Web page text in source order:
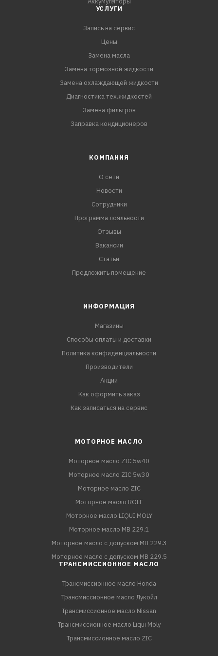
УСЛУГИ
Запись на сервис
Цены
Замена масла
Замена тормозной жидкости
Замена охлаждающей жидкости
Диагностика тех.жидкостей
Замена фильтров
Заправка кондиционеров
КОМПАНИЯ
О сети
Новости
Сотрудники
Программа лояльности
Отзывы
Вакансии
Статьи
Предложить помещение
ИНФОРМАЦИЯ
Магазины
Способы оплаты и доставки
Политика конфиденциальности
Производители
Акции
Как оформить заказ
Как записаться на сервис
МОТОРНОЕ МАСЛО
Моторное масло ZIC 5w40
Моторное масло ZIC 5w30
Моторное масло ZIC
Моторное масло ROLF
Моторное масло LIQUI MOLY
Моторное масло MB 229.1
Моторное масло с допуском MB 229.3
Моторное масло с допуском MB 229.5
ТРАНСМИССИОННОЕ МАСЛО
Трансмиссионное масло Honda
Трансмиссионное масло Лукойл
Трансмиссионное масло Nissan
Трансмиссионное масло Liqui Moly
Трансмиссионное масло ZIC